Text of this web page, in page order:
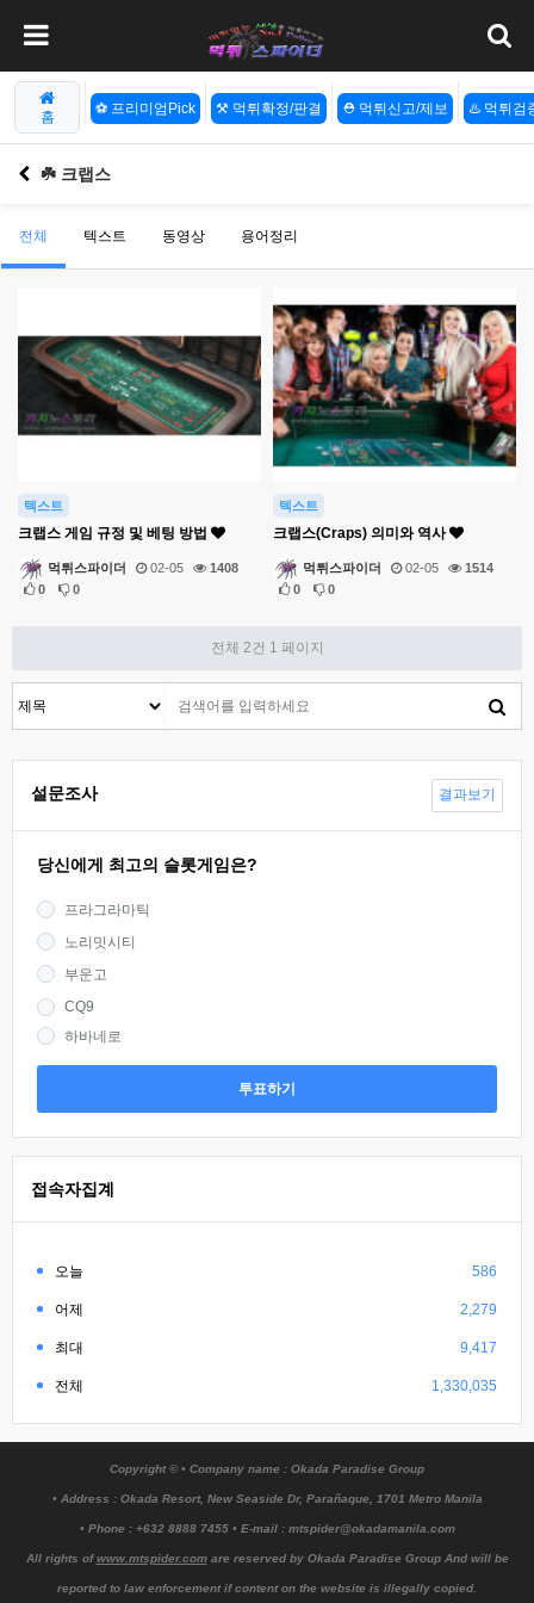
홈 ⚽️ 프리미엄Pick ⚒️ 먹튀확정/판결 ⛑️ 먹튀신고/제보 ♨️ 먹튀검
☘️ 크랩스
전체 텍스트 동영상 용어정리
텍스트
크랩스 게임 규정 및 베팅 방법
먹튀스파이더 02-05
1408
0
0
텍스트
크랩스(Craps) 의미와 역사
먹튀스파이더 02-05
1514
0
0
전체 2건 1 페이지
설문조사 결과보기
당신에게 최고의 슬롯게임은?
프라그라마틱
노리밋시티
부운고
CQ9
하바네로
투표하기
접속자집계
오늘 586
어제 2,279
최대 9,417
전체 1,330,035
Copyright © • Company name : Okada Paradise Group
• Address : Okada Resort, New Seaside Dr, Parañaque, 1701 Metro Manila
• Phone : +632 8888 7455 • E-mail : mtspider@okadamanila.com
All rights ofwww.mtspider.comare reserved by Okada Paradise Group And will be
reported to law enforcement if content on the website is illegally copied.